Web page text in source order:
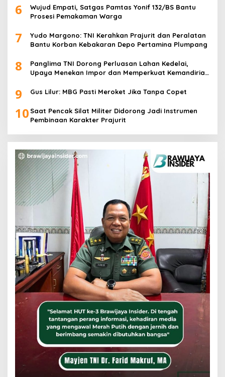
6
Wujud Empati, Satgas Pamtas Yonif 132/BS Bantu
Prosesi Pemakaman Warga
7
Yudo Margono: TNI Kerahkan Prajurit dan Peralatan
Bantu Korban Kebakaran Depo Pertamina Plumpang
8
Panglima TNI Dorong Perluasan Lahan Kedelai,
Upaya Menekan Impor dan Memperkuat Kemandirian
9 Gus Lilur: MBG Pasti Meroket Jika Tanpa Copet
10 Saat Pencak Silat Militer Didorong Jadi Instrumen
Pembinaan Karakter Prajurit